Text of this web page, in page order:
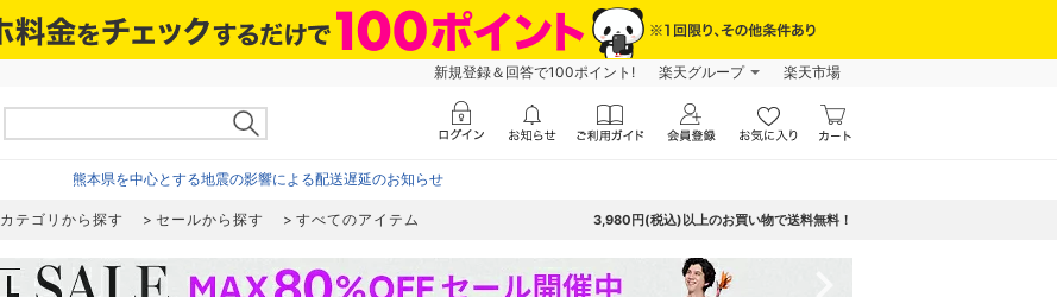
新規登録＆回答で100ポイント! 楽天グループ 楽天市場
熊本県を中心とする地震の影響による配送遅延のお知らせ
カテゴリから探す セールから探す すべてのアイテム 3,980円(税込)以上のお買い物で送料無料！